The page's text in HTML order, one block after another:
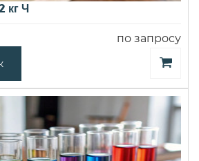
кг Ч
по запросу